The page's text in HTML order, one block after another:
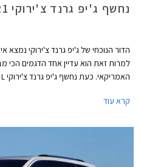
נחשף ג'יפ גרנד צ'ירוקי L 2021
למרות זאת הוא עדיין אחד הדגמים הכי
משמעותית לדור הבא של ג'יפ גרנד צ'ירוקי.
קרא עוד